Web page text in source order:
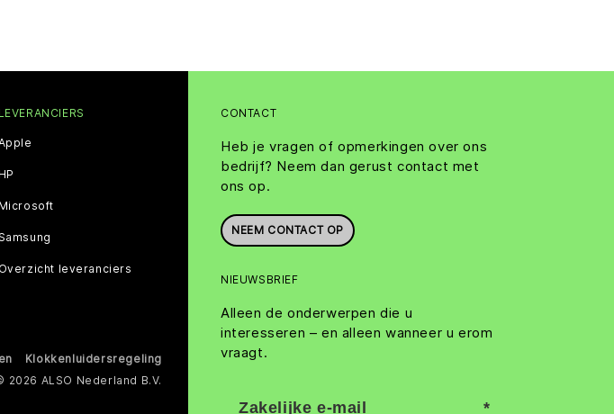
CONTACT
Heb je vragen of opmerkingen over ons
bedrijf? Neem dan gerust contact met
ons op.
NEEM CONTACT OP
NIEUWSBRIEF
Alleen de onderwerpen die u
interesseren – en alleen wanneer u erom
vraagt.
Zakelijke e-mail
LEVERANCIERS
HP
Microsoft
Samsung
Overzicht leveranciers
Klokkenluidersregeling
2026 ALSO Nederland B.V.